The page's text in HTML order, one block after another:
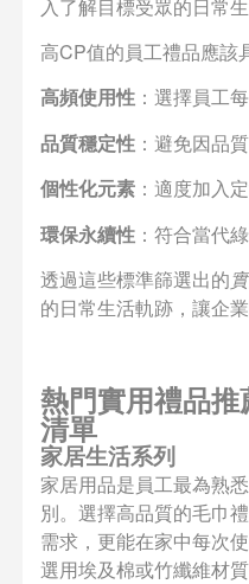
入了解目標受眾的日常
高CP值的員工禮品應該
高頻使用性：選擇員工
品質穩定性：避免因品
個性化元素：適度加入
環保永續性：符合當代
透過這些標準篩選出的
的日常生活軌跡，讓企
熱門實用禮品
清單
家居生活系列
家居用品是員工最為熟
別。選擇高品質的毛巾
需求，更能在家中每次
選用埃及棉或竹纖維材